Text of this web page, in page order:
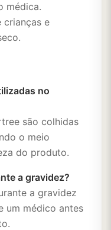
médica.
crianças e
no
são colhidas
o meio
do produto.
a gravidez?
a gravidez
um médico antes